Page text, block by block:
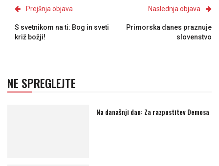
Prejšnja objava
S svetnikom na ti: Bog in sveti
križ božji!
Naslednja objava
Primorska danes praznuje
slovenstvo
NE SPREGLEJTE
Na današnji dan: Za razpustitev Demosa